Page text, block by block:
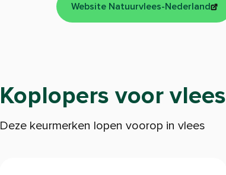
Website Natuurvlees-Nederland
Koplopers voor vlees
Deze keurmerken lopen voorop in vlees